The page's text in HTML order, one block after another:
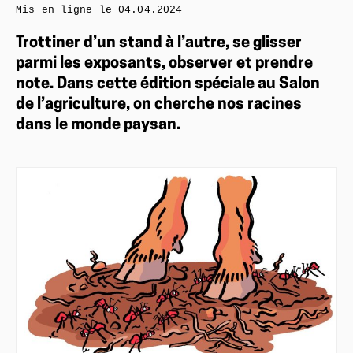
Trottiner d’un stand à l’autre, se glisser
parmi les exposants, observer et prendre
note. Dans cette édition spéciale au Salon
de l’agriculture, on cherche nos racines
dans le monde paysan.
Mis en ligne le04.04.2024